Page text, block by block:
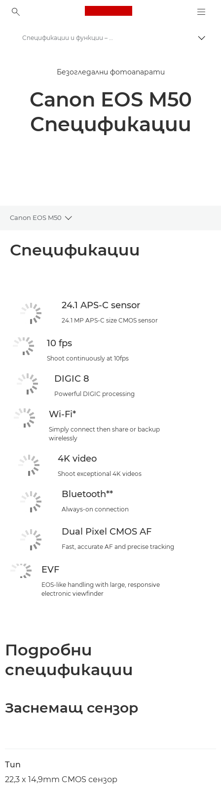
Canon Logo, back to
Цифрови фотоапарати
Canon EOS M50
Спецификации и функции – Canon EOS M50
Безогледални фотоапарати
Canon EOS M50
Спецификации
Canon EOS M50
Toggle breadcrumbs
Спецификации
24.1 APS-C sensor
24.1 MP APS-C size CMOS sensor
10 fps
Shoot continuously at 10fps
DIGIC 8
Powerful DIGIC processing
Wi-Fi*
Simply connect then share or backup
wirelessly
4K video
Shoot exceptional 4K videos
Bluetooth**
Always-on connection
Dual Pixel CMOS AF
Fast, accurate AF and precise tracking
EVF
EOS-like handling with large, responsive
electronic viewfinder
Подробни
спецификации
Заснемащ сензор
Тип
22,3 x 14,9mm CMOS сензор